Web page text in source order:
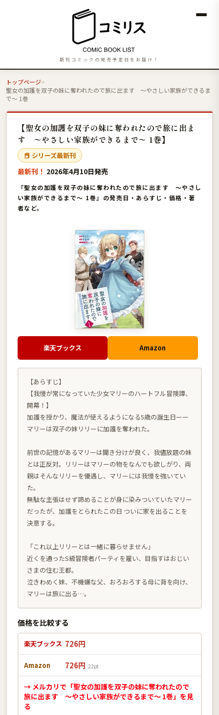
新刊コミックの発売予定日をお届け！
トップページ
聖女の加護を双子の妹に奪われたので旅に出ます 〜やさしい家族ができるま
で〜 1巻
【聖女の加護を双子の妹に奪われたので旅に出ま
す 〜やさしい家族ができるまで〜 1巻】
📕 シリーズ最新刊
最新刊！ 2026年4月10日発売
『聖女の加護を双子の妹に奪われたので旅に出ます 〜やさし
い家族ができるまで〜 1巻』の発売日・あらすじ・価格・著
者など。
楽天ブックス Amazon
【あらすじ】
【我慢が常になっていた少女マリーのハートフル冒険譚、
開幕！】
加護を授かり、魔法が使えるようになる5歳の誕生日ーー
マリーは双子の妹リリーに加護を奪われた。
前世の記憶があるマリーは聞き分けが良く、我儘放題の妹
とは正反対。リリーはマリーの物をなんでも欲しがり、両
親はそんなリリーを優遇し、マリーには我慢を強いてい
た。
無駄な主張はせず諦めることが身に染みついていたマリー
だったが、加護をとられたこの日 ついに家を出ることを
決意する。
「これ以上リリーとは一緒に暮らせません」
近くを通ったS級冒険者パーティを雇い、目指すはおじい
さまの住む王都。
泣きわめく妹、不機嫌な父、おろおろする母に背を向け、
マリーは旅に出る…。
価格を比較する
楽天ブックス 726円
Amazon 726円 22pt
→ メルカリで「聖女の加護を双子の妹に奪われたので
旅に出ます 〜やさしい家族ができるまで〜 1巻」を見
る